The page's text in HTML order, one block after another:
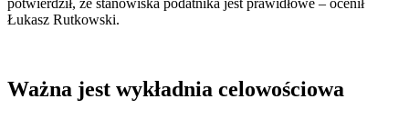
potwierdził, że stanowiska podatnika jest prawidłowe – ocenił
Łukasz Rutkowski.
Ważna jest wykładnia celowościowa